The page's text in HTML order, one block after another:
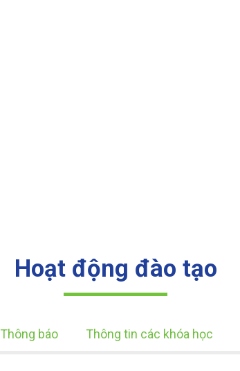
Hoạt động đào tạo
Thông báo Thông tin các khóa học